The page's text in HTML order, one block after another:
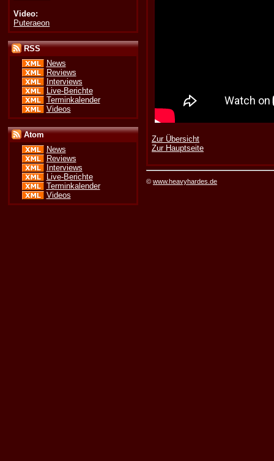
Video:
Puteraeon
RSS
News
Reviews
Interviews
Live-Berichte
Terminkalender
Videos
Atom
News
Reviews
Interviews
Live-Berichte
Terminkalender
Videos
Zur Übersicht
Zur Hauptseite
©www.heavyhardes.de